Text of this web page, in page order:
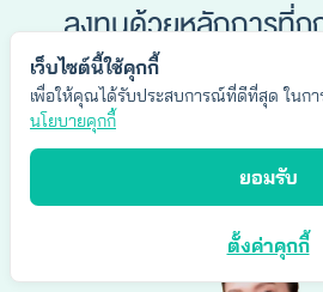
ลงทุนด้วยหลักการที่
ลงทุนอย่างสบายใจ กำ
เริ่มต้นลงทุน
เว็บไซต์นี้ใช้คุกกี้
เพื่อให้คุณได้รับประสบการณ์ที่ดีที่สุด ในกา
นโยบายคุกกี้
ยอมรับ
ตั้งค่าคุกกี้